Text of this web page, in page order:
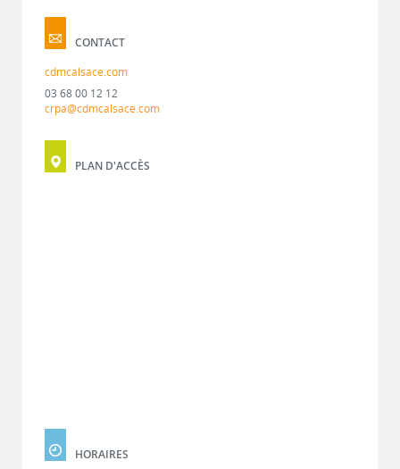
CONTACT
cdmcalsace.com
03 68 00 12 12
crpa@cdmcalsace.com
PLAN D'ACCÈS
HORAIRES